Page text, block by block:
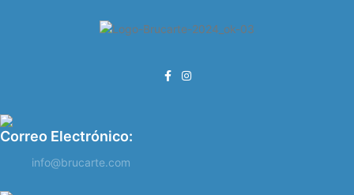
Correo Electrónico:
info@brucarte.com